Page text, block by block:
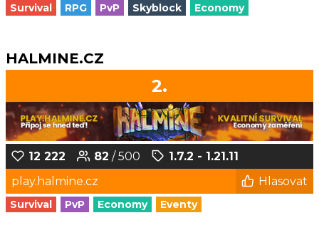
Survival RPG PvP Skyblock Economy
HALMINE.CZ
2.
12 222 82 / 500
1.7.2 - 1.21.11
play.halmine.cz
Hlasovat
Survival PvP Economy Eventy